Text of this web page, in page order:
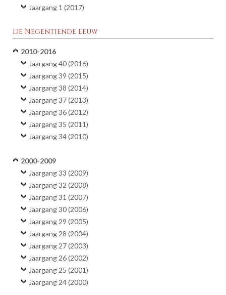
Jaargang 1 (2017)
De Negentiende Eeuw
2010-2016
Jaargang 40 (2016)
Jaargang 39 (2015)
Jaargang 38 (2014)
Jaargang 37 (2013)
Jaargang 36 (2012)
Jaargang 35 (2011)
Jaargang 34 (2010)
2000-2009
Jaargang 33 (2009)
Jaargang 32 (2008)
Jaargang 31 (2007)
Jaargang 30 (2006)
Jaargang 29 (2005)
Jaargang 28 (2004)
Jaargang 27 (2003)
Jaargang 26 (2002)
Jaargang 25 (2001)
Jaargang 24 (2000)